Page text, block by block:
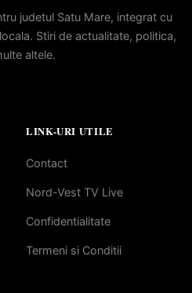
judetul Satu Mare, integrat cu
Stiri de actualitate, politica,
altele.
LINK-URI UTILE
Contact
Nord-Vest TV Live
Confidentialitate
Termeni si Conditii